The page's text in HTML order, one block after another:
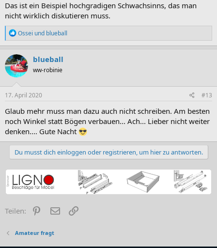
Das ist ein Beispiel hochgradigen Schwachsinns, das man
nicht wirklich diskutieren muss.
R
e
a
k
t
i
o
n
e
Ossei und blueball
blueball
ww-robinie
17. April 2020 #13
Glaub mehr muss man dazu auch nicht schreiben. Am besten
noch Winkel statt Bögen verbauen... Ach... Lieber nicht weiter
denken.... Gute Nacht
Du musst dich einloggen oder registrieren, um hier zu antworten.
Teilen: PinterestE-Mail
Amateur fragt